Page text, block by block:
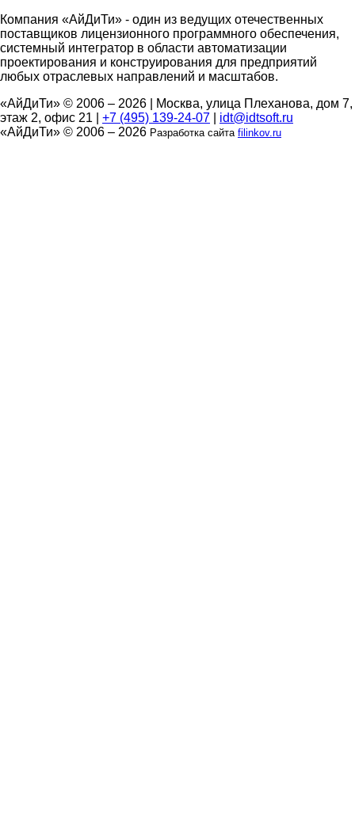
Компания «АйДиТи» - один из ведущих отечественных
поставщиков лицензионного программного обеспечения,
системный интегратор в области автоматизации
проектирования и конструирования для предприятий
любых отраслевых направлений и масштабов.
«АйДиТи» © 2006 – 2026
Москва, улица Плеханова, дом 7,
этаж 2, офис 21
+7 (495) 139-24-07
idt@idtsoft.ru
«АйДиТи» © 2006 – 2026 Разработка сайта filinkov.ru